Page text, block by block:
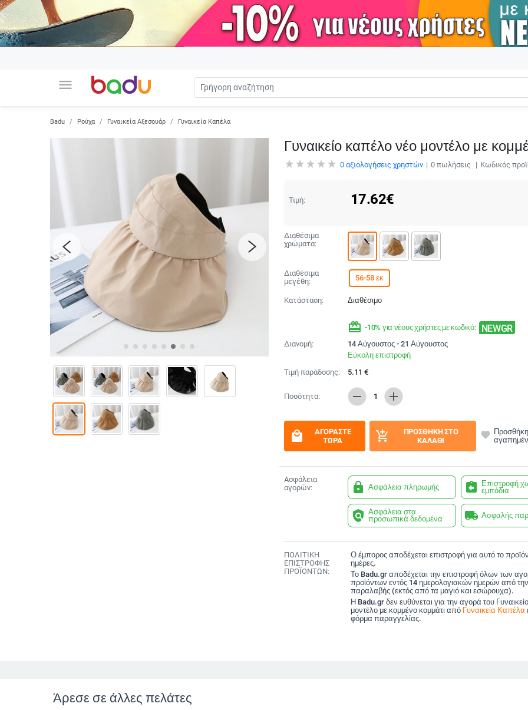
menu
Badu Ρούχα Γυναικεία Αξεσουάρ Γυναικεία Καπέλα
Γυναικείο καπέλο νέο μοντέλο με
0αξιολογήσεις χρηστών 0πωλήσεις Κωδικός
Τιμή: 17.62€
Διαθέσιμα
χρώματα:
Διαθέσιμα
μεγέθη:
56-58 εκ
Κατάσταση: Διαθέσιμο
redeem -10% για νέους χρήστες με κωδικό: NEWGR
Διανομή:
14 Αύγουστος - 21 Αύγουστος
Εύκολη επιστροφή
Τιμή παράδοσης:
5.11 €
Ποσότητα: remove 1 add
local_mall
ΑΓΟΡΆΣΤΕ
ΤΏΡΑ
add_shopping_cart
ΠΡΟΣΘΉΚΗ ΣΤΟ
ΚΑΛΆΘΙ
favorite
Ασφάλεια
αγορών:
lock Ασφάλεια πληρωμής assignment_return Επιστροφή
εμπόδια
policy Ασφάλεια στα
προσωπικά δεδομένα
local_shipping Ασφαλής
ΠΟΛΙΤΙΚΗ
ΕΠΙΣΤΡΟΦΗΣ
ΠΡΟΪΟΝΤΩΝ:
Ο έμπορος αποδέχεται επιστροφή για αυτό το
ημέρες.
Το Badu.gr αποδέχεται την επιστροφή όλων των
προϊόντων εντός 14 ημερολογιακών ημερών από
παραλαβής (εκτός από τα μαγιό και εσώρουχα).
Η Badu.gr δεν ευθύνεται για την αγορά του
μοντέλο με κομμένο κομμάτι από Γυναικεία Καπέλα
φόρμα παραγγελίας.
Άρεσε σε άλλες πελάτες